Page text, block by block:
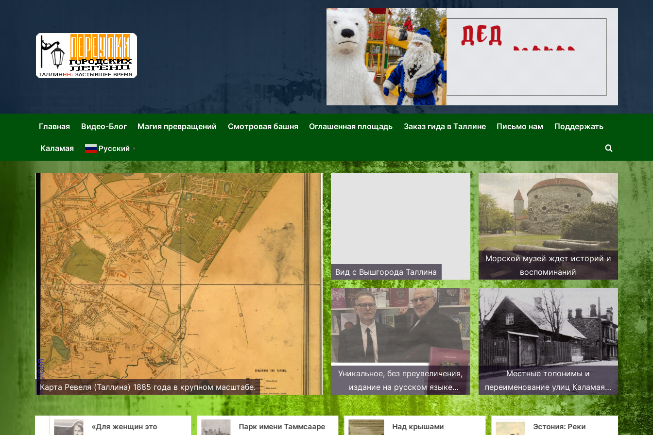
Таллин: Переулки Городских Легенд
Главная Видео-Блог Магия превращений Смотровая башня Оглашенная площадь Заказ гида в Таллине Письмо нам Поддержать
Каламая Русский ▼
Toggle
search
Карта Ревеля (Таллина) 1885 года в крупном масштабе.
Вид с Вышгорода Таллина
Морской музей ждет историй и
воспоминаний
Уникальное, без преувеличения,
издание на русском языке
посвященное истории
Эстляндского рыцарства,
увидело свет в Таллинне.
Местные топонимы и
переименование улиц Каламая в
1930-е годы
«Для женщин это
Парк имени Таммсааре
Над крышами
Эстония: Реки